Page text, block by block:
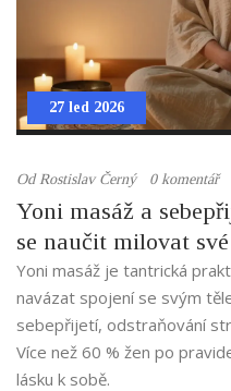
27 led 2026
Od Rostislav Černý 0 komentář
Yoni masáž a
se naučit milovat
Yoni masáž je tantrická
navázat spojení se svým
sebepřijetí, odstraňování
Více než 60 % žen po
lásku k sobě.